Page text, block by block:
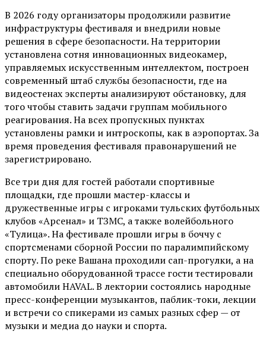
В 2026 году организаторы продолжили развитие
инфраструктуры фестиваля и внедрили новые
решения в сфере безопасности. На территории
установлена сотня инновационных видеокамер,
управляемых искусственным интеллектом, построен
современный штаб службы безопасности, где на
видеостенах эксперты анализируют обстановку, для
того чтобы ставить задачи группам мобильного
реагирования. На всех пропускных пунктах
установлены рамки и интроскопы, как в аэропортах. За
время проведения фестиваля правонарушений не
зарегистрировано.
Все три дня для гостей работали спортивные
площадки, где прошли мастер-классы и
дружественные игры с игроками тульских футбольных
клубов «Арсенал» и ТЗМС, а также волейбольного
«Тулица». На фестивале прошли игры в боччу с
спортсменами сборной России по паралимпийскому
спорту. По реке Вашана проходили сап-прогулки, а на
специально оборудованной трассе гости тестировали
автомобили HAVAL. В лектории состоялись народные
пресс-конференции музыкантов, паблик-токи, лекции
и встречи со спикерами из самых разных сфер — от
музыки и медиа до науки и спорта.